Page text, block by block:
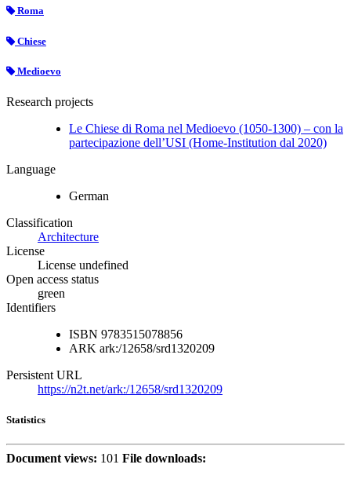
Roma
Chiese
Medioevo
Research projects
Le Chiese di Roma nel Medioevo (1050-1300) – con la
partecipazione dell’USI (Home-Institution dal 2020)
Language
German
Classification
Architecture
License
License undefined
Open access status
green
Identifiers
ISBN 9783515078856
ARK ark:/12658/srd1320209
Persistent URL
https://n2t.net/ark:/12658/srd1320209
Statistics
Document views: 101 File downloads: